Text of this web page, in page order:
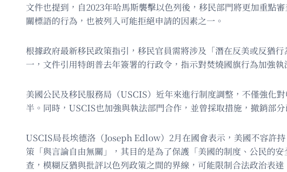
文件也提到，自2023年哈馬斯襲擊以色列後，移民部門將更加重點
關標語的行為，也被列入可能拒絕申請的因素之一。
根據政府最新移民政策指引，移民官員需將涉及「潛在反美或反猶
一，文件引用特朗普去年簽署的行政令，指示對焚燒國旗行為加強
美國公民及移民服務局（USCIS）近年來進行制度調整，不僅強化
半。同時，USCIS也加強與執法部門合作，並曾採取措施，撤銷部分
USCIS局長埃德洛（Joseph Edlow）2月在國會表示，美國不容許
策「與言論自由無關」，其目的是為了保護「美國的制度、公民的
查，模糊反猶與批評以色列政策之間的界線，可能限制合法政治表達